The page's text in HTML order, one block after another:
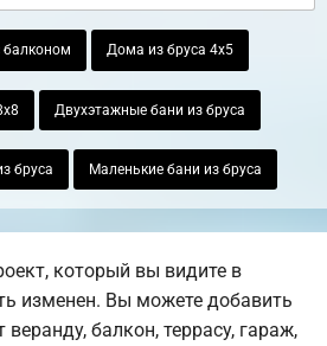
балконом Дома из бруса 4х5
Двухэтажные бани из бруса
бруса Маленькие бани из бруса
который вы видите в
изменен. Вы можете добавить
балкон, террасу, гараж,